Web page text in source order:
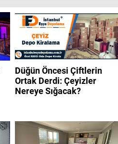
Düğün Öncesi Çiftlerin
Ortak Derdi: Çeyizler
Nereye Sığacak?